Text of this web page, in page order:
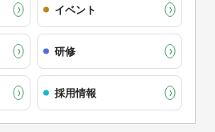
イベント
研修
採用情報